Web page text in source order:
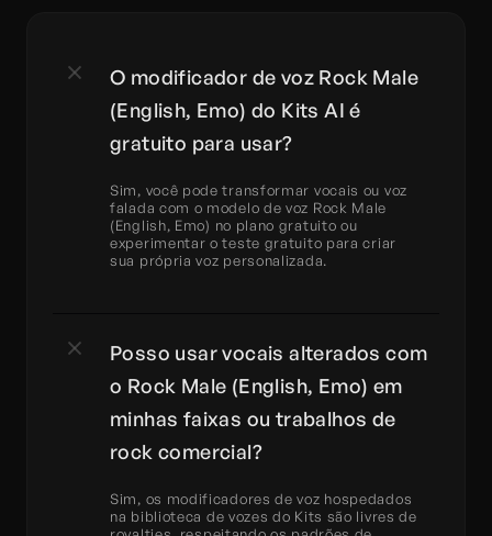
O modificador de voz Rock Male
(English, Emo) do Kits AI é
gratuito para usar?
Sim, você pode transformar vocais ou voz
falada com o modelo de voz Rock Male
(English, Emo) no plano gratuito ou
experimentar o teste gratuito para criar
sua própria voz personalizada.
Posso usar vocais alterados com
o Rock Male (English, Emo) em
minhas faixas ou trabalhos de
rock comercial?
Sim, os modificadores de voz hospedados
na biblioteca de vozes do Kits são livres de